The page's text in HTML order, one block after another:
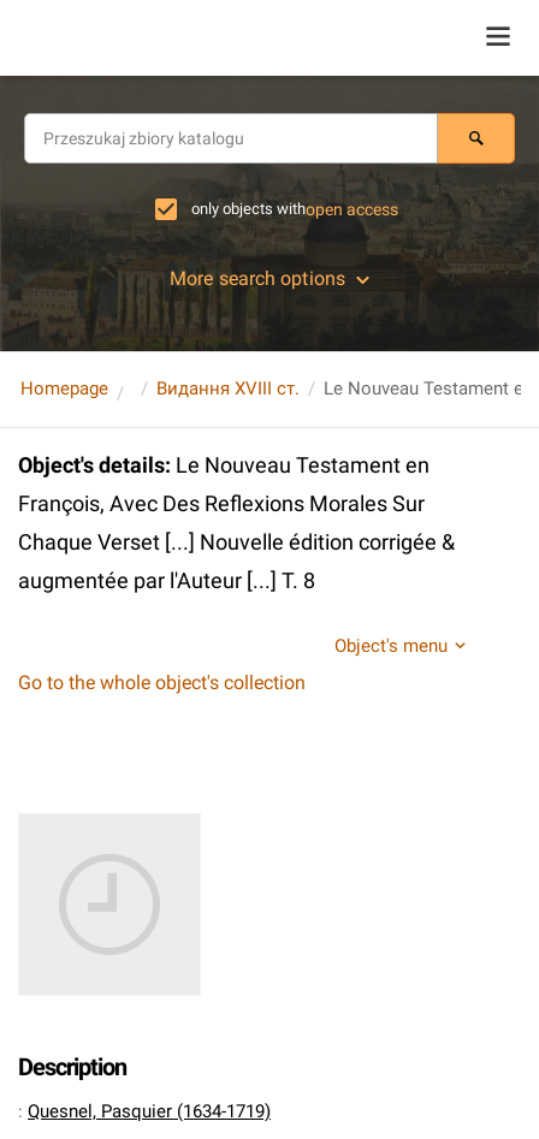
only objects withopen access
More search options
Homepage Видання XVIII ст.
Object's details: Le Nouveau Testament en
François, Avec Des Reflexions Morales Sur
Chaque Verset [...] Nouvelle édition corrigée &
augmentée par l'Auteur [...] T. 8
Object's menu
Go to the whole object's collection
Description
: Quesnel, Pasquier (1634-1719)